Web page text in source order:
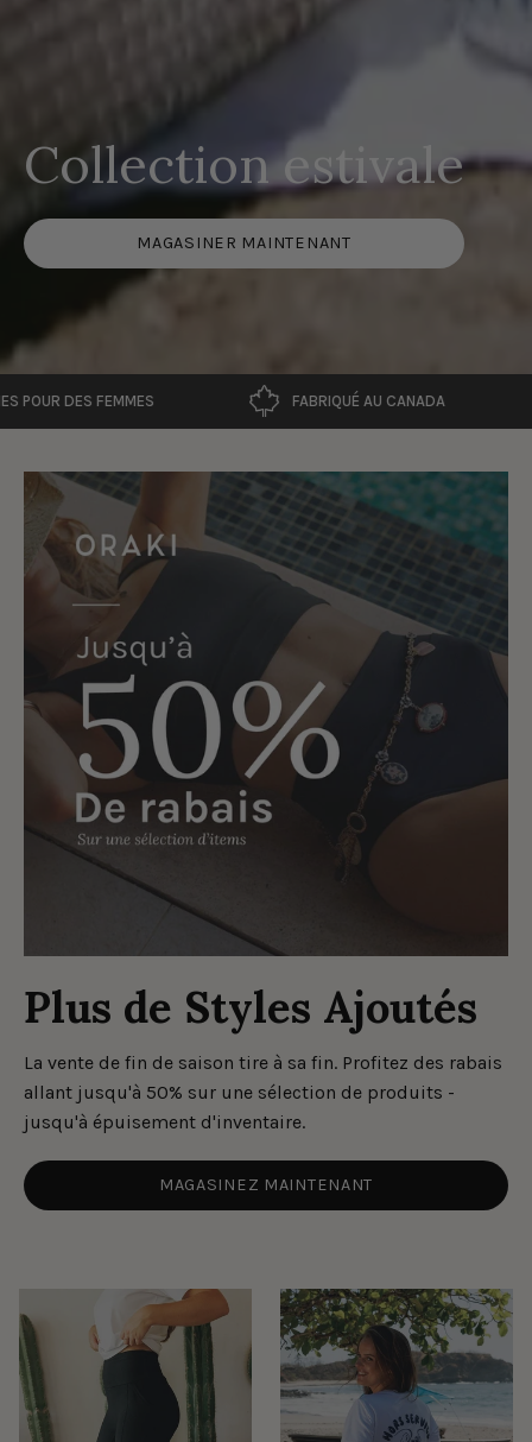
Collection estivale
MAGASINER MAINTENANT
FEMMES FABRIQUÉ AU CANADA
Plus de Styles Ajoutés
La vente de fin de saison tire à sa fin. Profitez des rabais
allant jusqu'à 50% sur une sélection de produits -
jusqu'à épuisement d'inventaire.
MAGASINEZ MAINTENANT